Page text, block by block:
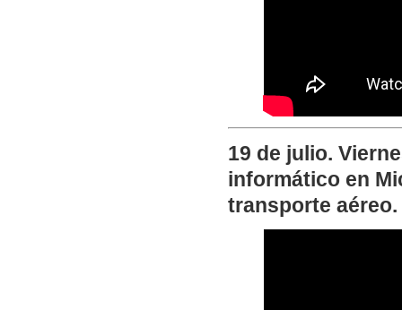
19 de julio.
informático en
transporte aéreo.